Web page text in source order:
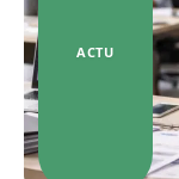
ACTU